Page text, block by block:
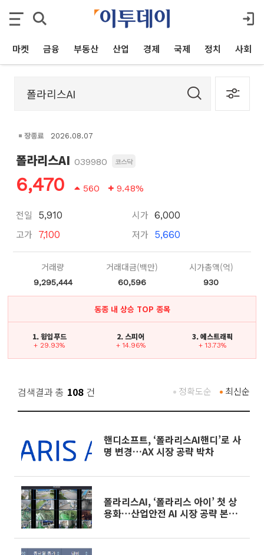
마켓 금융 부동산 산업 경제 국제 정치 사회
장종료 2026.08.07
폴라리스AI 039980 코스닥
6,470 560 9.48%
전일 5,910
고가 7,100
시가 6,000
저가 5,660
거래량
9,295,444
거래대금(백만)
60,596
시가총액(억)
930
동종 내 상승 TOP 종목
1. 윙입푸드
+ 29.93%
2. 스피어
+ 14.96%
3. 에스트래픽
+ 13.73%
검색결과 총 108 건 최신순
정확도순
핸디소프트, ‘폴라리스AI핸디’로 사
명 변경…AX 시장 공략 박차
폴라리스AI, ‘폴라리스 아이’ 첫 상
용화…산업안전 AI 시장 공략 본격